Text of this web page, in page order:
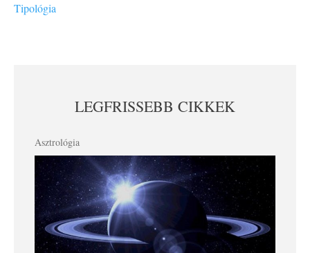
Tipológia
LEGFRISSEBB CIKKEK
Asztrológia